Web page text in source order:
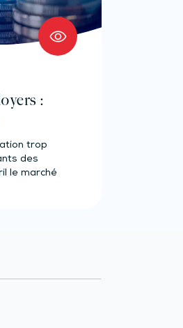
:
trop
des
le marché